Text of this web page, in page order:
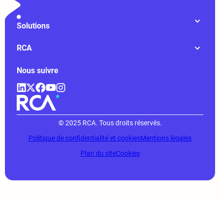
Solutions
RCA
Nous suivre
© 2025 RCA. Tous droits réservés.
Politique de confidentialité et cookiesMentions légales
Plan du siteCookies